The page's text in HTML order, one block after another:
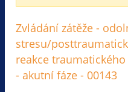
Zvládání zátěže -
stresu/
reakce
- akutní fáze - 00143